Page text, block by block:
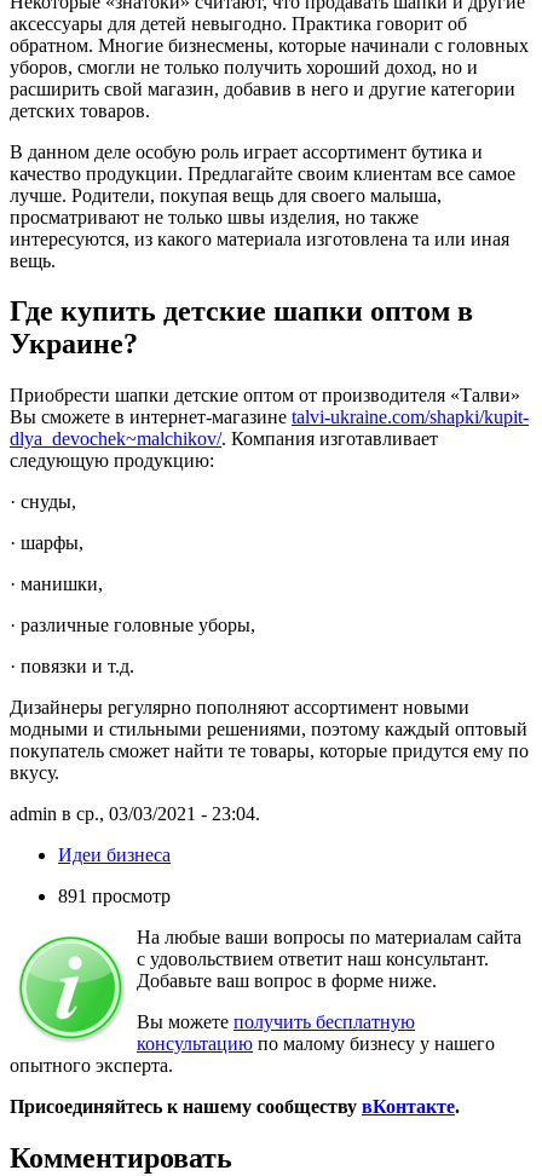
аксессуары для детей невыгодно. Практика говорит об
обратном. Многие бизнесмены, которые начинали с головных
уборов, смогли не только получить хороший доход, но и
расширить свой магазин, добавив в него и другие категории
детских товаров.
В данном деле особую роль играет ассортимент бутика и
качество продукции. Предлагайте своим клиентам все самое
лучше. Родители, покупая вещь для своего малыша,
просматривают не только швы изделия, но также
интересуются, из какого материала изготовлена та или иная
вещь.
Где купить детские шапки оптом в
Украине?
Приобрести шапки детские оптом от производителя «Талви»
Вы сможете в интернет-магазине talvi-ukraine.com/shapki/kupit-
dlya_devochek~malchikov/. Компания изготавливает
следующую продукцию:
· снуды,
· шарфы,
· манишки,
· различные головные уборы,
· повязки и т.д.
Дизайнеры регулярно пополняют ассортимент новыми
модными и стильными решениями, поэтому каждый оптовый
покупатель сможет найти те товары, которые придутся ему по
вкусу.
admin в ср., 03/03/2021 - 23:04.
Идеи бизнеса
891 просмотр
На любые ваши вопросы по материалам сайта
с удовольствием ответит наш консультант.
Добавьте ваш вопрос в форме ниже.
Вы можете получить бесплатную
консультацию по малому бизнесу у нашего
опытного эксперта.
Присоединяйтесь к нашему сообществу вКонтакте.
Комментировать